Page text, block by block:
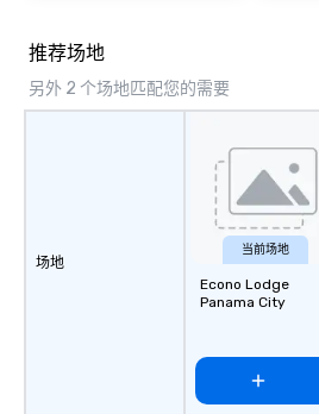
推荐场地
另外 2 个场地匹配您的需要
场地
当前场地
Econo Lodge
Panama City